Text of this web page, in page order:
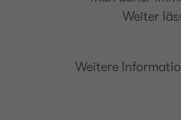
Weiter
Weitere